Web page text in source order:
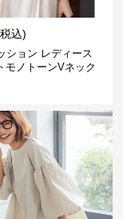
込)
ション レディース
モノトーンVネック